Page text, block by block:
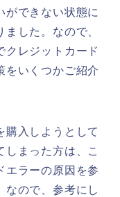
ができない状態に
した。なので、
クレジットカード
をいくつかご紹介
購入しようとして
しまった方は、こ
エラーの原因を参
なので、参考にし